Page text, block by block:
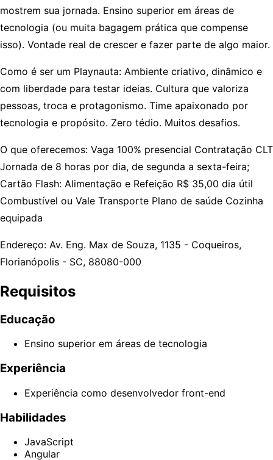
mostrem sua jornada. Ensino superior em áreas de
tecnologia (ou muita bagagem prática que compense
isso). Vontade real de crescer e fazer parte de algo maior.
Como é ser um Playnauta: Ambiente criativo, dinâmico e
com liberdade para testar ideias. Cultura que valoriza
pessoas, troca e protagonismo. Time apaixonado por
tecnologia e propósito. Zero tédio. Muitos desafios.
O que oferecemos: Vaga 100% presencial Contratação CLT
Jornada de 8 horas por dia, de segunda a sexta-feira;
Cartão Flash: Alimentação e Refeição R$ 35,00 dia útil
Combustível ou Vale Transporte Plano de saúde Cozinha
equipada
Endereço: Av. Eng. Max de Souza, 1135 - Coqueiros,
Florianópolis - SC, 88080-000
Requisitos
Educação
Ensino superior em áreas de tecnologia
Experiência
Experiência como desenvolvedor front-end
Habilidades
JavaScript
Angular